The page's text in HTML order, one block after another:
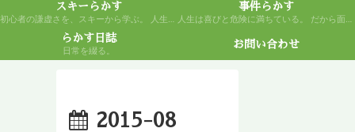
スキーらかす
初心者の謙虚さを、スキーから学ぶ。 人生もまた然り。
事件らかす
人生は喜びと危険に満ちている。 だから面白い。
らかす日誌
日常を綴る。
お問い合わせ
2015-08